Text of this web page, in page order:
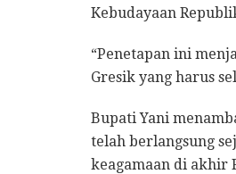
Kebudayaan
“Penetapan ini
Gresik yang harus
Bupati Yani
telah berlangsung
keagamaan di akhir